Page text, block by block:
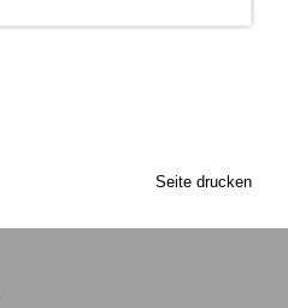
Seite drucken